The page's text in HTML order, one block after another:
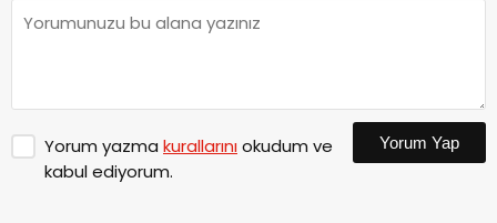
Yorum yazma kurallarınıokudum ve
kabul ediyorum.
Yorum Yap